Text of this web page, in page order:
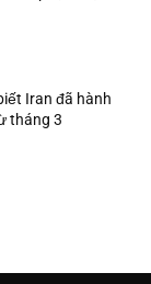
Iran đã hành
tháng 3